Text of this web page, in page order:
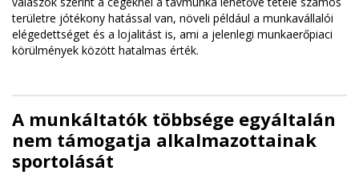
területre jótékony hatással van, növeli például a munkavállalói
elégedettséget és a lojalitást is, ami a jelenlegi munkaerőpiaci
körülmények között hatalmas érték.
A munkáltatók többsége egyáltalán
nem támogatja alkalmazottainak
sportolását